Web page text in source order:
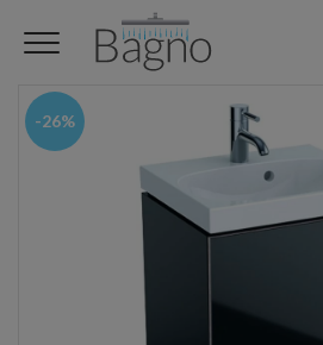
-26%